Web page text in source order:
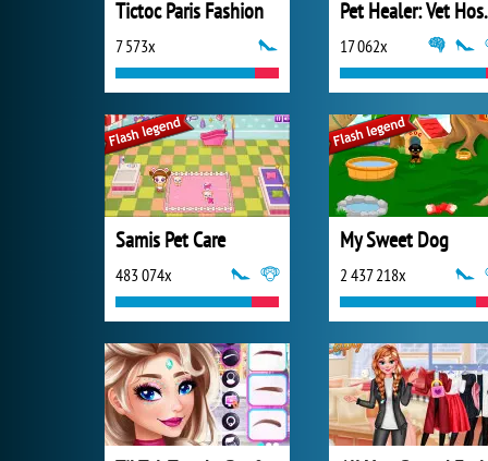
Tictoc Paris Fashion
7 573x
Pet
17 062x
Samis Pet Care
483 074x
My Sweet Dog
2 437 218x